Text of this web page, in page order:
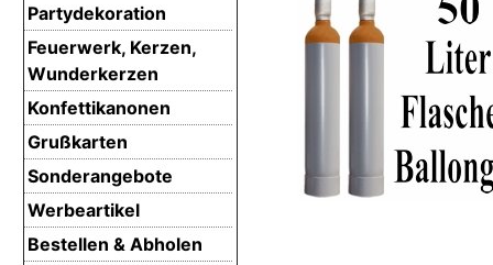
Partydekoration
Feuerwerk, Kerzen,
Wunderkerzen
Konfettikanonen
Grußkarten
Sonderangebote
Werbeartikel
Bestellen & Abholen